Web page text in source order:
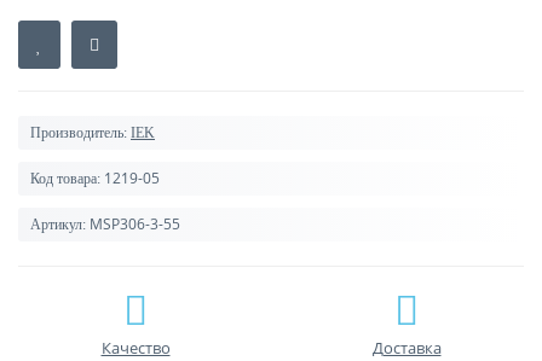
Производитель: IEK
Код товара: 1219-05
Артикул: MSP306-3-55
Качество Доставка